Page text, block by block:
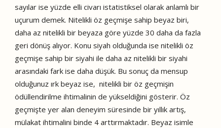
sayılar ise yüzde elli civarı istatistiksel olarak anlamlı bir
uçurum demek. Nitelikli öz geçmişe sahip beyaz biri,
daha az nitelikli bir beyaza göre yüzde 30 daha da fazla
geri dönüş alıyor. Konu siyah olduğunda ise nitelikli öz
geçmişe sahip bir siyahi ile daha az nitelikli bir siyahi
arasındaki fark ise daha düşük. Bu sonuç da mensup
olduğunuz ırk beyaz ise, nitelikli bir öz geçmişin
ödüllendirilme ihtimalinin de yükseldiğini gösterir. Öz
geçmişte yer alan deneyim süresinde bir yıllık artış,
mülakat ihtimalini binde 4 arttırmaktadır. Beyaz isimle